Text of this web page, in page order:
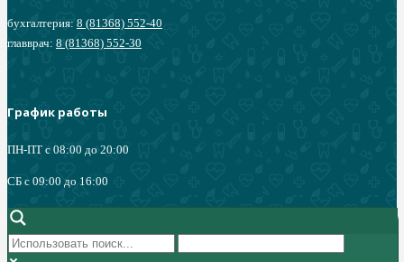
бухгалтерия: 8 (81368) 552-40
главврач: 8 (81368) 552-30
График работы
ПН-ПТ с 08:00 до 20:00
СБ c 09:00 до 16:00